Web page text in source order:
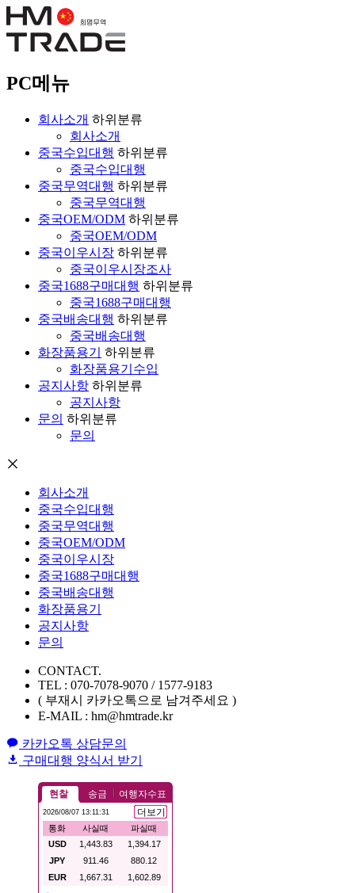
PC메뉴
회사소개 하위분류
회사소개
중국수입대행 하위분류
중국수입대행
중국무역대행 하위분류
중국무역대행
중국OEM/ODM 하위분류
중국OEM/ODM
중국이우시장 하위분류
중국이우시장조사
중국1688구매대행 하위분류
중국1688구매대행
중국배송대행 하위분류
중국배송대행
화장품용기
하위분류
화장품용기수입
공지사항 하위분류
공지사항
문의 하위분류
문의
회사소개
중국수입대행
중국무역대행
중국OEM/ODM
중국이우시장
중국1688구매대행
중국배송대행
화장품용기
공지사항
문의
CONTACT.
TEL : 070-7078-9070 / 1577-9183
( 부재시 카카오톡으로 남겨주세요 )
E-MAIL : hm@hmtrade.kr
카카오톡 상담문의
구매대행 양식서 받기